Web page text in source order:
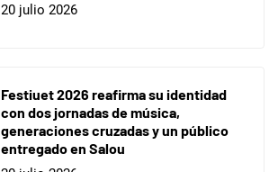
20 julio 2026
Festiuet 2026 reafirma su identidad
con dos jornadas de música,
generaciones cruzadas y un público
entregado en Salou